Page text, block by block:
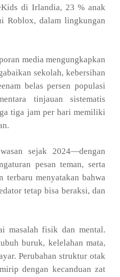
di Irlandia, 23 % anak
Roblox, dalam lingkungan
media mengungkapkan
sekolah, kebersihan
belas persen populasi
tinjauan sistematis
tiga jam per hari memiliki
sejak 2024—dengan
pesan teman, serta
terbaru menyatakan bahwa
tetap bisa beraksi, dan
masalah fisik dan mental.
buruk, kelelahan mata,
Perubahan struktur otak
dengan kecanduan zat